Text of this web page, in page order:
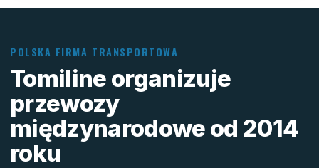
POLSKA FIRMA TRANSPORTOWA
Tomiline organizuje
przewozy
międzynarodowe od 2014
roku